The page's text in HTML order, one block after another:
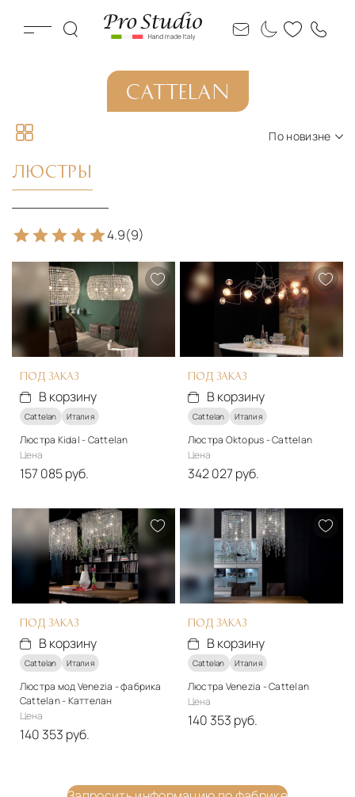
CATTELAN
По новизне
ЛЮСТРЫ
4.9(9)
ПОД ЗАКАЗ
В корзину
Cattelan Италия
Люстра Kidal - Cattelan
Цена
157 085 руб.
Металл, стекло
Подробнее
В корзину
ПОД ЗАКАЗ
В корзину
Cattelan Италия
Люстра Oktopus - Cattelan
Цена
342 027 руб.
Стекло, металл
Подробнее
В корзину
ПОД ЗАКАЗ
В корзину
Cattelan Италия
Люстра мод Venezia - фабрика
Cattelan - Каттелан
Цена
140 353 руб.
ПОД ЗАКАЗ
В корзину
Cattelan Италия
Люстра Venezia - Cattelan
Цена
140 353 руб.
Подробнее